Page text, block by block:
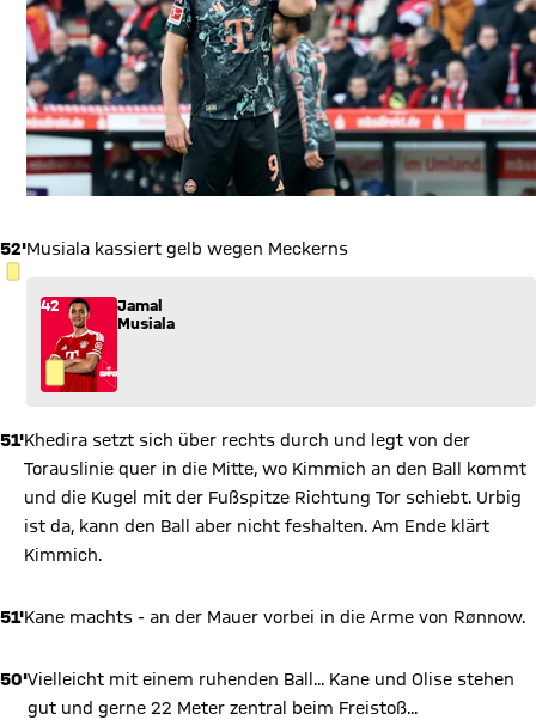
52'
GELBE KARTE
Musiala kassiert gelb wegen Meckerns
42
Jamal
Musiala
51'Khedira setzt sich über rechts durch und legt von der
Torauslinie quer in die Mitte, wo Kimmich an den Ball kommt
und die Kugel mit der Fußspitze Richtung Tor schiebt. Urbig
ist da, kann den Ball aber nicht feshalten. Am Ende klärt
Kimmich.
51'Kane machts - an der Mauer vorbei in die Arme von Rønnow.
50'Vielleicht mit einem ruhenden Ball... Kane und Olise stehen
gut und gerne 22 Meter zentral beim Freistoß...